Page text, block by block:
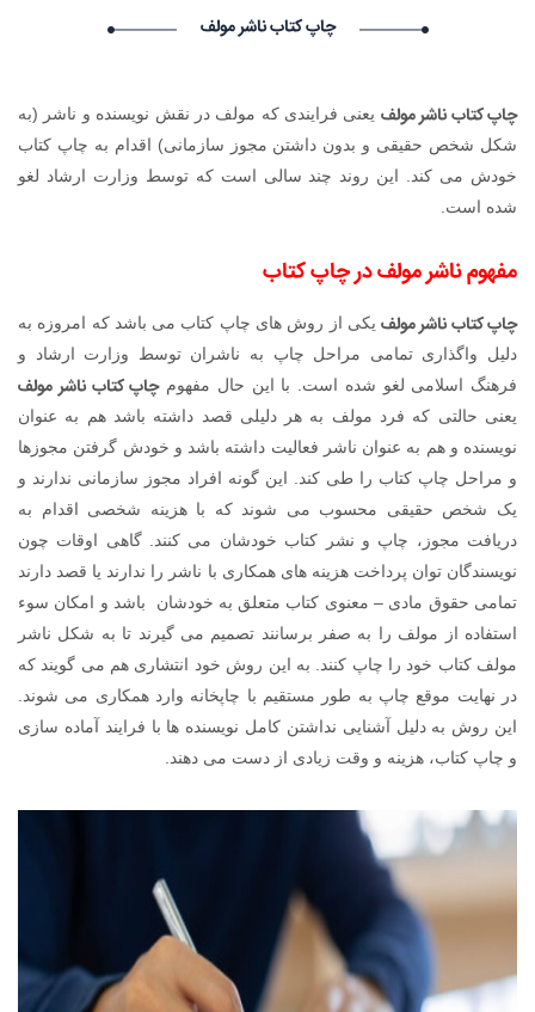
درخواست استخدام شما با موفقیت انجام شد ساعت ۰:۱:۲۱ تاریخ
: درخواست استخدام شما با موفقیت انجام شد ساعت ۱۰:۴۰:۲۱ تاریخ
۱۴۰۵/۵/۱۸
BillyAcist BillyAcist گرامی : درخواست استخدام شما با موفقیت
انجام شد ساعت ۹:۵۷:۳۳ تاریخ ۱۴۰۵/۵/۱۸
Vivod iz zapoya na domy_dgpn Vivod iz zapoya na
چاپ کتاب ناشر مولف
چاپ کتاب ناشر مولف یعنی فرایندی که مولف در نقش نویسنده و ناشر (به
شکل شخص حقیقی و بدون داشتن مجوز سازمانی) اقدام به چاپ کتاب
خودش می کند. این روند چند سالی است که توسط وزارت ارشاد لغو
شده است.
مفهوم ناشر مولف در چاپ کتاب
چاپ کتاب ناشر مولفیکی از روش های چاپ کتاب می باشد که امروزه به
دلیل واگذاری تمامی مراحل چاپ به ناشران توسط وزارت ارشاد و
فرهنگ اسلامی لغو شده است. با این حال مفهومچاپ کتاب ناشر مولف
یعنی حالتی که فرد مولف به هر دلیلی قصد داشته باشد هم به عنوان
نویسنده و هم به عنوان ناشر فعالیت داشته باشد و خودش گرفتن مجوزها
و مراحل چاپ کتاب را طی کند. این گونه افراد مجوز سازمانی ندارند و
یک شخص حقیقی محسوب می شوند که با هزینه شخصی اقدام به
دریافت مجوز، چاپ و نشر کتاب خودشان می کنند. گاهی اوقات چون
نویسندگان توان پرداخت هزینه های همکاری با ناشر را ندارند یا قصد دارند
تمامی حقوق مادی – معنوی کتاب متعلق به خودشان باشد و امکان سوء
استفاده از مولف را به صفر برسانند تصمیم می گیرند تا به شکل ناشر
مولف کتاب خود را چاپ کنند. به این روش خود انتشاری هم می گویند که
در نهایت موقع چاپ به طور مستقیم با چاپخانه وارد همکاری می شوند.
این روش به دلیل آشنایی نداشتن کامل نویسنده ها با فرایند آماده سازی
و چاپ کتاب، هزینه و وقت زیادی از دست می دهند.